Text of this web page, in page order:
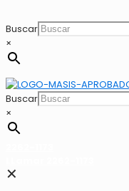
Buscar
×
Buscar
×
✕